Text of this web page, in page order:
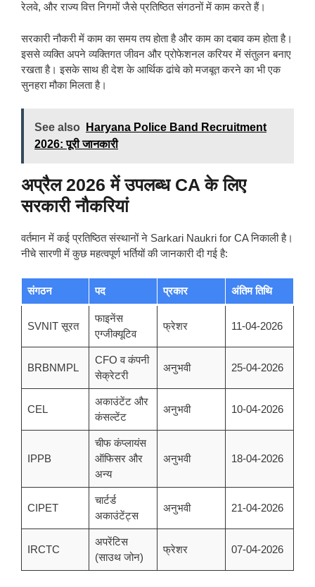
रेलवे, और राज्य वित्त निगमों जैसे प्रतिष्ठित संगठनों में काम करते हैं।
सरकारी नौकरी में काम का समय तय होता है और काम का दबाव कम होता है।
इससे व्यक्ति अपने व्यक्तिगत जीवन और प्रोफेशनल करियर में संतुलन बनाए
रखता है। इसके साथ ही देश के आर्थिक ढांचे को मजबूत करने का भी एक
सुनहरा मौका मिलता है।
See also
Haryana Police Band Recruitment
2026: पूरी जानकारी
अप्रैल 2026 में उपलब्ध CA के लिए
सरकारी नौकरियां
वर्तमान में कई प्रतिष्ठित संस्थानों ने Sarkari Naukri for CA निकाली है।
नीचे सारणी में कुछ महत्वपूर्ण भर्तियों की जानकारी दी गई है:
संगठन पद प्रकार अंतिम तिथि
SVNIT सूरत
फाइनेंस
एग्जीक्यूटिव
फ्रेशर 11-04-2026
BRBNMPL
CFO व कंपनी
सेक्रेटरी
अनुभवी 25-04-2026
CEL
अकाउंटेंट और
कंसल्टेंट
अनुभवी 10-04-2026
IPPB
चीफ कंप्लायंस
ऑफिसर और
अन्य
अनुभवी 18-04-2026
CIPET
चार्टर्ड
अकाउंटेंट्स
अनुभवी 21-04-2026
IRCTC
अपरेंटिस
(साउथ जोन)
फ्रेशर 07-04-2026